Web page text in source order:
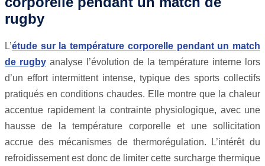
rugby
L’étude sur la température corporelle pendant un match
de rugby analyse l’évolution de la température interne lors
d’un effort intermittent intense, typique des sports collectifs
pratiqués en conditions chaudes. Elle montre que la chaleur
accentue rapidement la contrainte physiologique, avec une
hausse de la température corporelle et une sollicitation
accrue des mécanismes de thermorégulation. L’intérêt du
refroidissement est donc de limiter cette surcharge thermique